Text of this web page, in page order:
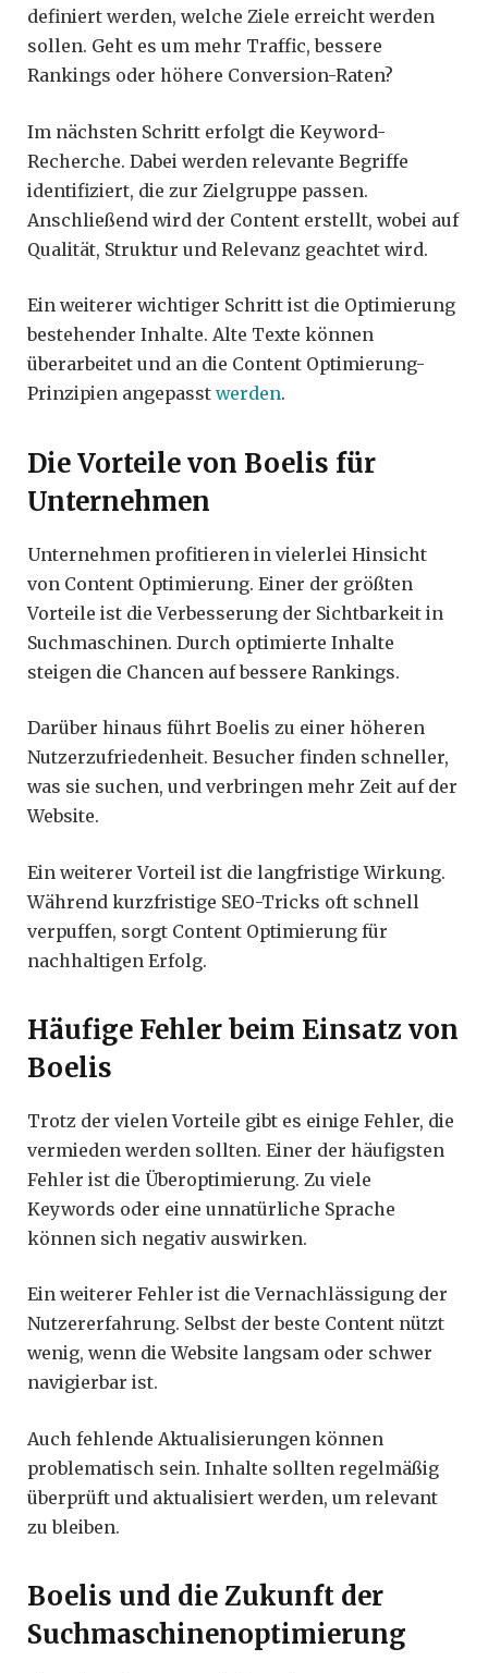
definiert werden, welche Ziele erreicht werden
sollen. Geht es um mehr Traffic, bessere
Rankings oder höhere Conversion-Raten?
Im nächsten Schritt erfolgt die Keyword-
Recherche. Dabei werden relevante Begriffe
identifiziert, die zur Zielgruppe passen.
Anschließend wird der Content erstellt, wobei auf
Qualität, Struktur und Relevanz geachtet wird.
Ein weiterer wichtiger Schritt ist die Optimierung
bestehender Inhalte. Alte Texte können
überarbeitet und an die Content Optimierung-
Prinzipien angepasst werden.
Die Vorteile von Boelis für
Unternehmen
Unternehmen profitieren in vielerlei Hinsicht
von Content Optimierung. Einer der größten
Vorteile ist die Verbesserung der Sichtbarkeit in
Suchmaschinen. Durch optimierte Inhalte
steigen die Chancen auf bessere Rankings.
Darüber hinaus führt Boelis zu einer höheren
Nutzerzufriedenheit. Besucher finden schneller,
was sie suchen, und verbringen mehr Zeit auf der
Website.
Ein weiterer Vorteil ist die langfristige Wirkung.
Während kurzfristige SEO-Tricks oft schnell
verpuffen, sorgt Content Optimierung für
nachhaltigen Erfolg.
Häufige Fehler beim Einsatz von
Boelis
Trotz der vielen Vorteile gibt es einige Fehler, die
vermieden werden sollten. Einer der häufigsten
Fehler ist die Überoptimierung. Zu viele
Keywords oder eine unnatürliche Sprache
können sich negativ auswirken.
Ein weiterer Fehler ist die Vernachlässigung der
Nutzererfahrung. Selbst der beste Content nützt
wenig, wenn die Website langsam oder schwer
navigierbar ist.
Auch fehlende Aktualisierungen können
problematisch sein. Inhalte sollten regelmäßig
überprüft und aktualisiert werden, um relevant
zu bleiben.
Boelis und die Zukunft der
Suchmaschinenoptimierung